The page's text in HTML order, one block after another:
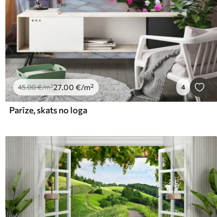
45.00€/m²27.00 €/m² 4
Parīze, skats no loga